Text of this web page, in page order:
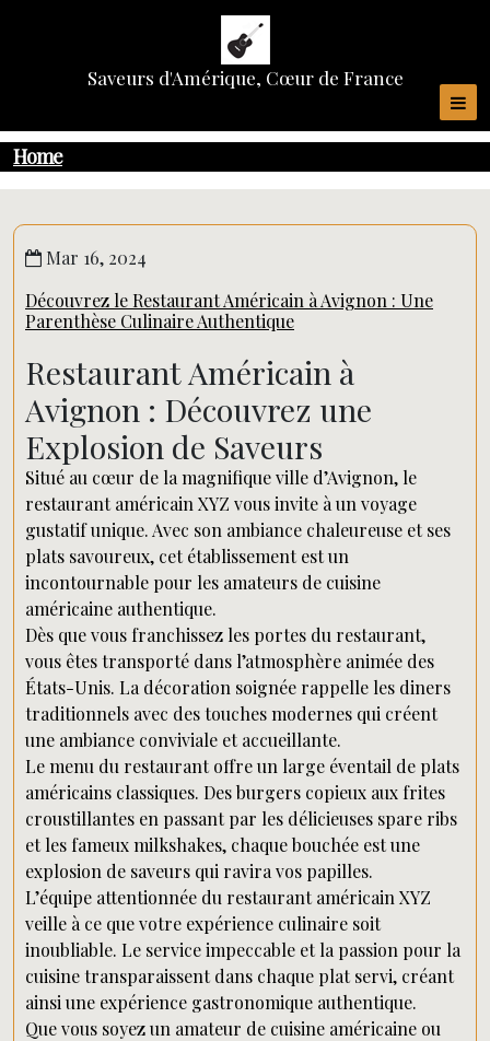
Saveurs d'Amérique, Cœur de France
Home
Mar 16, 2024
Découvrez le Restaurant Américain à Avignon : Une
Parenthèse Culinaire Authentique
Restaurant Américain à
Avignon : Découvrez une
Explosion de Saveurs
Situé au cœur de la magnifique ville d’Avignon, le
restaurant américain XYZ vous invite à un voyage
gustatif unique. Avec son ambiance chaleureuse et ses
plats savoureux, cet établissement est un
incontournable pour les amateurs de cuisine
américaine authentique.
Dès que vous franchissez les portes du restaurant,
vous êtes transporté dans l’atmosphère animée des
États-Unis. La décoration soignée rappelle les diners
traditionnels avec des touches modernes qui créent
une ambiance conviviale et accueillante.
Le menu du restaurant offre un large éventail de plats
américains classiques. Des burgers copieux aux frites
croustillantes en passant par les délicieuses spare ribs
et les fameux milkshakes, chaque bouchée est une
explosion de saveurs qui ravira vos papilles.
L’équipe attentionnée du restaurant américain XYZ
veille à ce que votre expérience culinaire soit
inoubliable. Le service impeccable et la passion pour la
cuisine transparaissent dans chaque plat servi, créant
ainsi une expérience gastronomique authentique.
Que vous soyez un amateur de cuisine américaine ou